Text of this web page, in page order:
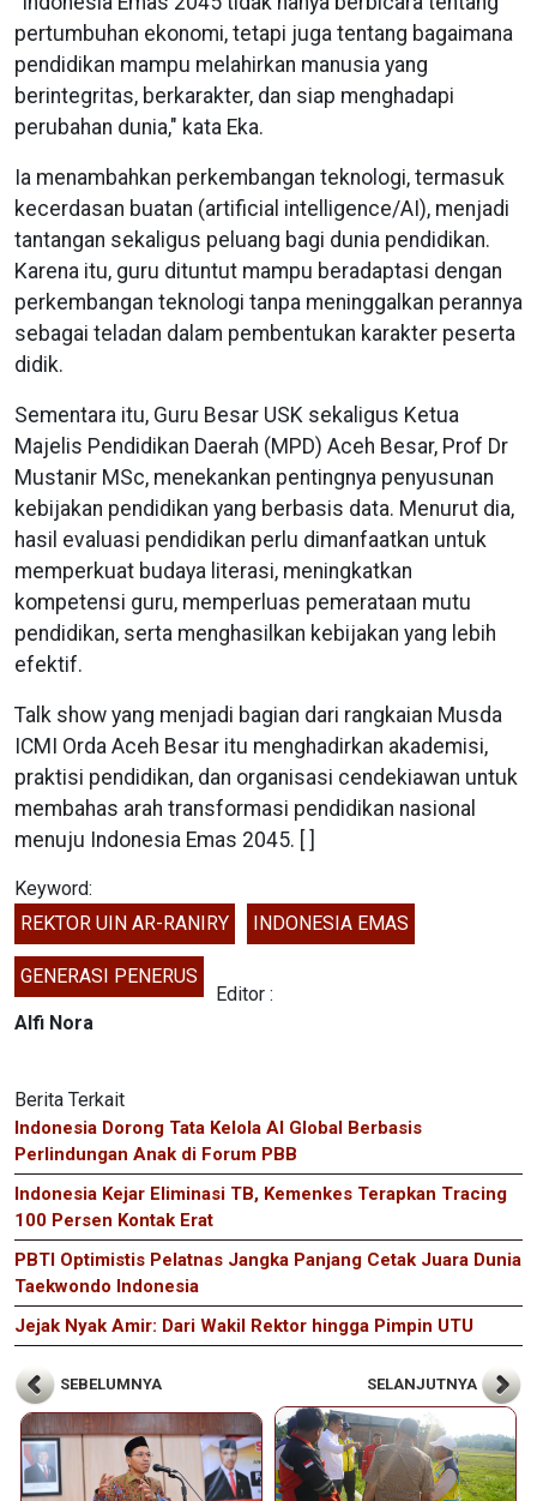
pertumbuhan ekonomi, tetapi juga tentang bagaimana
pendidikan mampu melahirkan manusia yang
berintegritas, berkarakter, dan siap menghadapi
perubahan dunia," kata Eka.
Ia menambahkan perkembangan teknologi, termasuk
kecerdasan buatan (artificial intelligence/AI), menjadi
tantangan sekaligus peluang bagi dunia pendidikan.
Karena itu, guru dituntut mampu beradaptasi dengan
perkembangan teknologi tanpa meninggalkan perannya
sebagai teladan dalam pembentukan karakter peserta
didik.
Sementara itu, Guru Besar USK sekaligus Ketua
Majelis Pendidikan Daerah (MPD) Aceh Besar, Prof Dr
Mustanir MSc, menekankan pentingnya penyusunan
kebijakan pendidikan yang berbasis data. Menurut dia,
hasil evaluasi pendidikan perlu dimanfaatkan untuk
memperkuat budaya literasi, meningkatkan
kompetensi guru, memperluas pemerataan mutu
pendidikan, serta menghasilkan kebijakan yang lebih
efektif.
Talk show yang menjadi bagian dari rangkaian Musda
ICMI Orda Aceh Besar itu menghadirkan akademisi,
praktisi pendidikan, dan organisasi cendekiawan untuk
membahas arah transformasi pendidikan nasional
menuju Indonesia Emas 2045. [ ]
Keyword:
REKTOR UIN AR-RANIRY
INDONESIA EMAS
GENERASI PENERUS
Editor :
Alfi Nora
Berita Terkait
Indonesia Dorong Tata Kelola AI Global Berbasis
Perlindungan Anak di Forum PBB
Indonesia Kejar Eliminasi TB, Kemenkes Terapkan Tracing
100 Persen Kontak Erat
PBTI Optimistis Pelatnas Jangka Panjang Cetak Juara Dunia
Taekwondo Indonesia
Jejak Nyak Amir: Dari Wakil Rektor hingga Pimpin UTU
SEBELUMNYA SELANJUTNYA